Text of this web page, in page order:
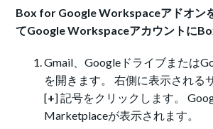
Box for Google Workspaceアドオン
てGoogle Workspaceアカウントに
Gmail、Googleドライブまたは
を開きます。 右側に表示される
[+] 記号をクリックします。
Marketplaceが表示されます。